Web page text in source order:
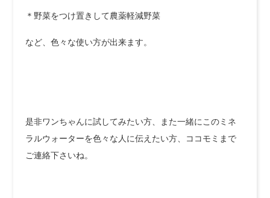
＊野菜をつけ置きして農薬軽減野菜
など、色々な使い方が出来ます。
是非ワンちゃんに試してみたい方、また一緒にこのミネ
ラルウォーターを色々な人に伝えたい方、ココモミまで
ご連絡下さいね。